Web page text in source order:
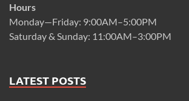
Hours
Monday—Friday: 9:00AM–5:00PM
Saturday & Sunday: 11:00AM–3:00PM
LATEST POSTS